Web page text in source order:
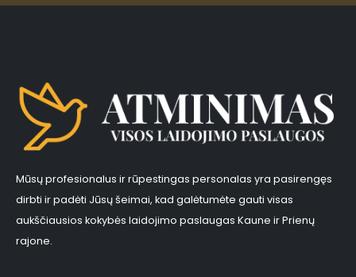
Mūsų profesionalus ir rūpestingas personalas yra pasirengęs
dirbti ir padėti Jūsų šeimai, kad galėtumėte gauti visas
aukščiausios kokybės laidojimo paslaugas Kaune ir Prienų
rajone.